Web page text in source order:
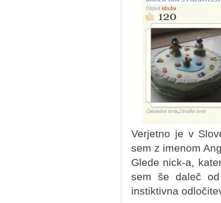
Verjetno je v
sem z imenom
Glede nick-a,
sem še daleč
instiktivna